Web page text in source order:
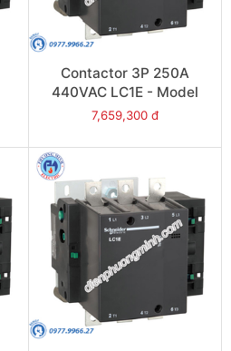
Contactor 3P 250A
440VAC LC1E - Model
LC1E250R6
7,659,300 đ